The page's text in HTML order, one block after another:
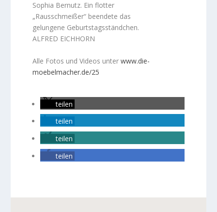
Sophia Bernutz. Ein flotter
„Rausschmeißer“ beendete das
gelungene Geburtstagsständchen.
ALFRED EICHHORN
Alle Fotos und Videos unterwww.die-
moebelmacher.de/25
teilen
teilen
teilen
teilen